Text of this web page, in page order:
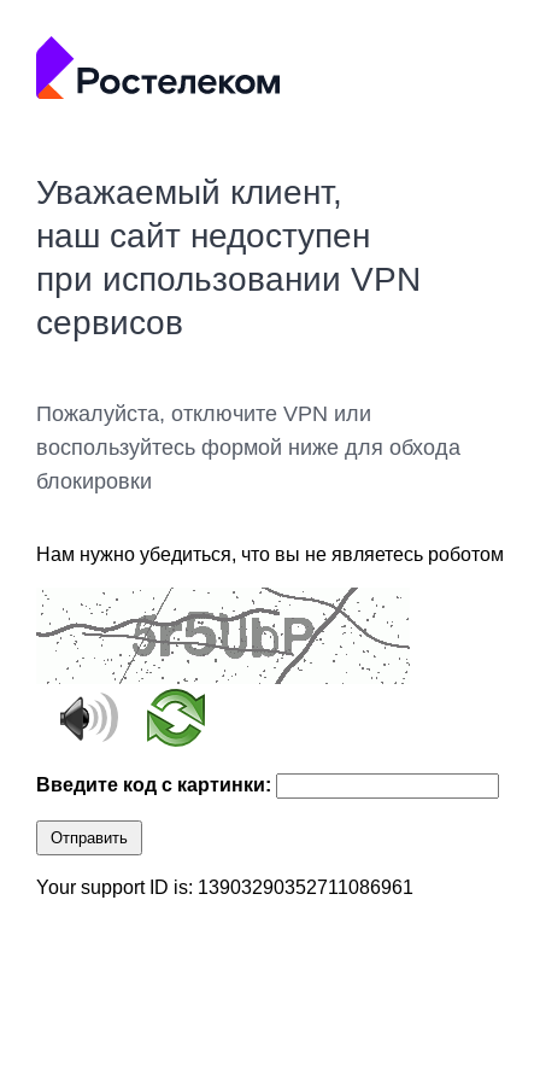
Уважаемый клиент,
наш сайт недоступен
при использовании VPN
сервисов
Пожалуйста, отключите VPN или
воспользуйтесь формой ниже для обхода
блокировки
Нам нужно убедиться, что вы не являетесь роботом
Введите код с картинки:
Отправить
Your support ID is: 13903290352711086961